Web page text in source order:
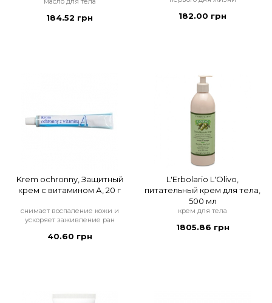
184.52 грн 182.00 грн
Krem ochronny, Защитный
крем с витамином А, 20 г
снимает воспаление кожи и
ускоряет заживление ран
40.60 грн
L'Erbolario L'Olivo,
питательный крем для тела,
500 мл
крем для тела
1805.86 грн